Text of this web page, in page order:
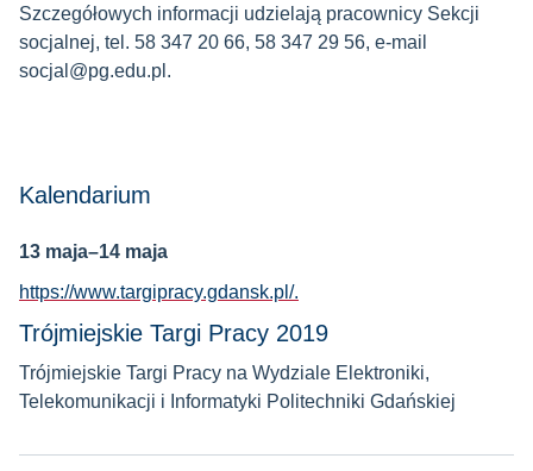
Szczegółowych informacji udzielają pracownicy Sekcji
socjalnej, tel. 58 347 20 66, 58 347 29 56, e-mail
socjal@pg.edu.pl.
Kalendarium
13 maja–14 maja
https://www.targipracy.gdansk.pl/.
Trójmiejskie Targi Pracy 2019
Trójmiejskie Targi Pracy na Wydziale Elektroniki,
Telekomunikacji i Informatyki Politechniki Gdańskiej